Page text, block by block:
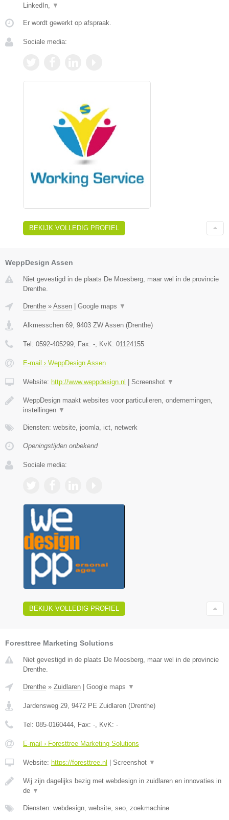
LinkedIn,
▼
Er wordt gewerkt op afspraak.
Sociale media:
BEKIJK VOLLEDIG PROFIEL
WeppDesign Assen
Niet gevestigd in de plaats De Moesberg, maar wel in de provincie
Drenthe.
Drenthe » Assen Google maps ▼
Alkmesschen 69 9403 ZW Assen (Drenthe)
Tel: 0592-405299 , Fax: - , KvK: 01124155
E-mail › WeppDesign Assen
Website: http://www.weppdesign.nl Screenshot ▼
WeppDesign maakt websites voor particulieren, ondernemingen,
instellingen ▼
Diensten: website, joomla, ict, netwerk
Openingstijden onbekend
Sociale media:
BEKIJK VOLLEDIG PROFIEL
Foresttree Marketing Solutions
Niet gevestigd in de plaats De Moesberg, maar wel in de provincie
Drenthe.
Drenthe » Zuidlaren Google maps ▼
Jardensweg 29, 9472 PE Zuidlaren (Drenthe)
Tel: 085-0160444, Fax: -, KvK: -
E-mail › Foresttree Marketing Solutions
Website: https://foresttree.nl Screenshot ▼
Wij zijn dagelijks bezig met webdesign in zuidlaren en innovaties in
de ▼
Diensten: webdesign, website, seo, zoekmachine